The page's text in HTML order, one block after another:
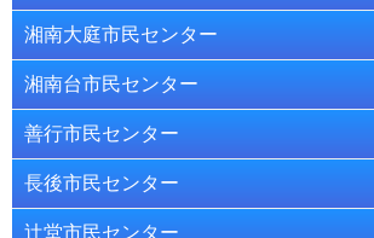
地図を表示
成人20人。
すくすく広場
8月19日（火）午前10時～11時30分。
乳幼児と保護者のフリースペース。
片瀬市民センターの生涯学習事業案内
地図を表示
電話をかける【電話】(29)7171
（片瀬
片瀬市民しおさいセンターの生涯学
地図を表示
8月21日（木）
（ア）午前9時～10時…グループレッ
（イ）午前10時～11時、午前11時～
講師＝ＩＴサロン藤沢。
（ア）6人、（イ）各回2人。
〒251-0037 藤沢市鵠沼海岸2-10-34
電話をかける【電話】(33)2002
鵠沼市民センターの生涯学習事業案内
地図を表示
卓球開放
8月10日（日）午後1時30分～4時。
24人。
鵠っ子囲碁将棋ルーム
8月17日（日）午前10時～11時30分。
【電話】(49)1221【FAX】(48)5807
〒252-0824 藤沢市打戻1760-1
電話をかける【電話】(49)1221
御所見市民センターの生涯学習事業案
地図を表示
おはなしかい
8月2日（土）午前11時30分～正午。
絵本の読み聞かせ。
3歳以上の方。
湘南大庭市民センター
【電話】(87)1112【FAX】(87)1110
〒251-0861 藤沢市大庭5406-1
電話をかける【電話】(87)1112
湘南大庭市民センターの生涯学習事
おもちゃのへやメリーゴーランド
8月16日（土）午前10時～午後3時。
障がい児・未就学児と保護者の交流スペ
湘南台市民センター
【電話】(45)3070【FAX】(45)1604
〒252-0804 藤沢市湘南台1-8
電話をかける【電話】(45)3070
バドミントン・卓球開放
（ア）8月7日（木）◎午前9時◎午前9
善行市民センター
【電話】(90)0097【FAX】(81)4441
長後市民センター
辻堂市民センター